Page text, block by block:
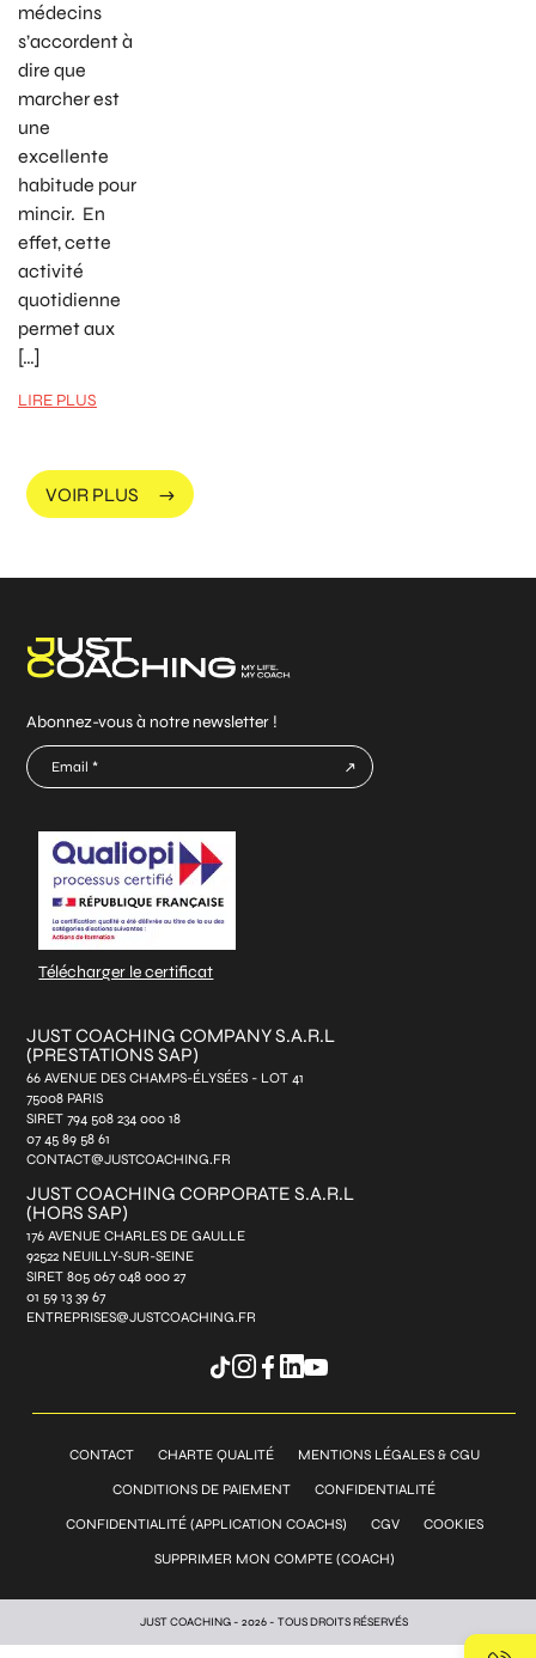
médecins
s’accordent à
dire que
marcher est
une
excellente
habitude pour
mincir. En
effet, cette
activité
quotidienne
permet aux
[…]
LIRE PLUS
VOIR PLUS
Abonnez-vous à notre newsletter !
E-
mail
*
Télécharger le certificat
JUST COACHING COMPANY S.A.R.L
(PRESTATIONS SAP)
66 AVENUE DES CHAMPS-ÉLYSÉES - LOT 41
75008 PARIS
SIRET 794 508 234 000 18
07 45 89 58 61
CONTACT@JUSTCOACHING.FR
JUST COACHING CORPORATE S.A.R.L
(HORS SAP)
176 AVENUE CHARLES DE GAULLE
92522 NEUILLY-SUR-SEINE
SIRET 805 067 048 000 27
01 59 13 39 67
ENTREPRISES@JUSTCOACHING.FR
CONTACT CHARTE QUALITÉ MENTIONS LÉGALES & CGU
CONDITIONS DE PAIEMENT CONFIDENTIALITÉ
CONFIDENTIALITÉ (APPLICATION COACHS) CGV COOKIES
SUPPRIMER MON COMPTE (COACH)
JUST COACHING - 2026 - TOUS DROITS RÉSERVÉS